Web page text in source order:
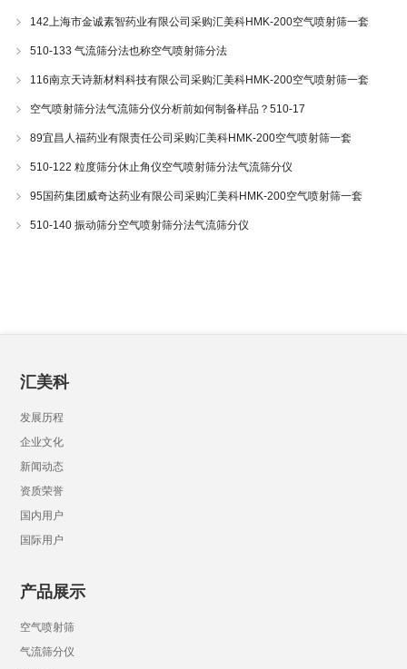
142上海市金诚素智药业有限公司采购汇美科HMK-200空气喷射筛一套
510-133 气流筛分法也称空气喷射筛分法
116南京天诗新材料科技有限公司采购汇美科HMK-200空气喷射筛一套
空气喷射筛分法气流筛分仪分析前如何制备样品？510-17
89宜昌人福药业有限责任公司采购汇美科HMK-200空气喷射筛一套
510-122 粒度筛分休止角仪空气喷射筛分法气流筛分仪
95国药集团威奇达药业有限公司采购汇美科HMK-200空气喷射筛一套
510-140 振动筛分空气喷射筛分法气流筛分仪
汇美科
发展历程
企业文化
新闻动态
资质荣誉
国内用户
国际用户
产品展示
空气喷射筛
气流筛分仪